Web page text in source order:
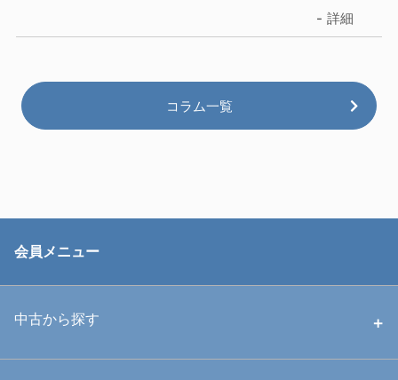
詳細
コラム一覧
会員メニュー
中古から探す